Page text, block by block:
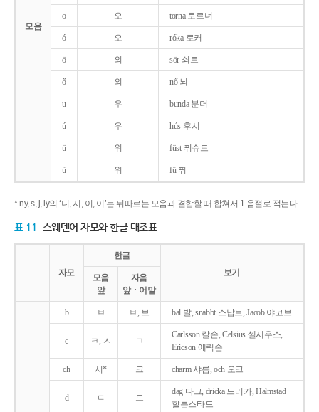
모음
o 오 torna 토르너
ó 오 róka 로커
ö 외 sör 쇠르
ő 외 nő 뇌
u 우 bunda 분더
ú 우 hús 후시
ü 위 füst 퓌슈트
ű 위 fű 퓌
* ny, s, j, ly의 ‘니, 시, 이, 이’는 뒤따르는 모음과 결합할 때 합쳐서 1 음절로 적는다.
표 11 스웨덴어 자모와 한글 대조표
자모
한글
보기
모음
앞
자음
앞ㆍ어말
b ㅂ ㅂ, 브 bal 발, snabbt 스납트, Jacob 야코브
c ㅋ, ㅅ ㄱ
Carlsson 칼손, Celsius 셀시우스,
Ericson 에릭손
ch 시* 크 charm 샤름, och 오크
d ㄷ 드
dag 다그, dricka 드리카, Halmstad
할름스타드